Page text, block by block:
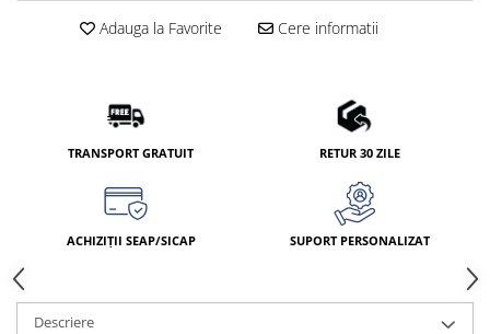
Adauga la Favorite Cere informatii
TRANSPORT GRATUIT RETUR 30 ZILE
ACHIZIȚII SEAP/SICAP SUPORT PERSONALIZAT
Descriere